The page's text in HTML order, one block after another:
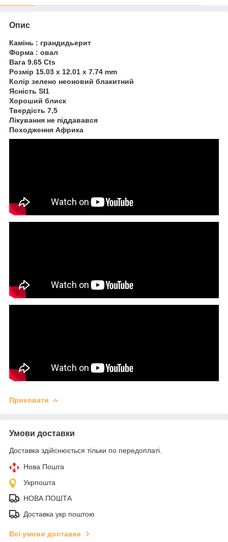
Опис
Камінь : грандидьерит
Форма : овал
Вага 9.65 Cts
Розмір 15.03 x 12.01 x 7.74 mm
Колір зелено неоновий блакитний
Ясність SI1
Хороший блиск
Твердість 7,5
Лікування не піддавався
Походження Африка
Приховати
Умови доставки
Доставка здійснюється тільки по передоплаті.
Нова Пошта
Укрпошта
НОВА ПОШТА
Доставка укр поштою
Всі умови доставки